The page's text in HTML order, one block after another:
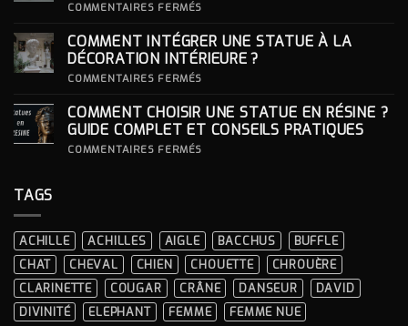
ICONIQUES
DES
CÉRÉMONIES
COMMENTAIRES FERMÉS
SON
SOCLE
POUR
COMMENT INTÉGRER UNE STATUE À LA
DÉCORATION INTÉRIEURE ?
COMMENTAIRES FERMÉS
UNE
STATUE
À
COMMENT CHOISIR UNE STATUE EN RÉSINE ?
GUIDE COMPLET ET CONSEILS PRATIQUES
COMMENTAIRES FERMÉS
?
GUIDE
COMPLET
ET
CONSEILS
PRATIQUES
TAGS
ACHILLE ACHILLES AIGLE BACCHUS
BUFFLE
CHAT
CHEVAL CHIEN CHOUETTE
CHROUÈRE
CLARINETTE
COUGAR CRÂNE DANSEUR
DAVID
DIVINITÉ
ELEPHANT FEMME FEMME NUE